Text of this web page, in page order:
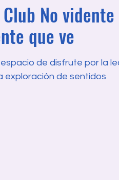
No
que ve
de disfrute por la
exploración de sentidos